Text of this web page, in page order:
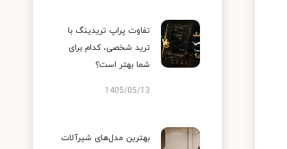
تفاوت پراپ تریدینگ با
ترید شخصی، کدام برای
شما بهتر است؟
1405/05/13
بهترین مدل‌های شیرآلات